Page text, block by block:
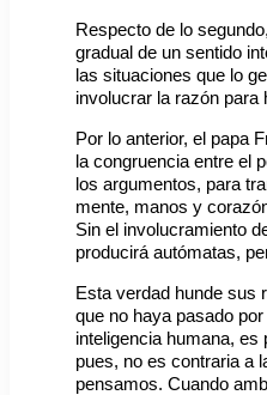
Respecto de lo
gradual de un sentido
las situaciones que lo
involucrar la razón
Por lo anterior, el papa
la congruencia entre el
los argumentos, para
mente, manos y
Sin el involucramiento
producirá autómatas,
Esta verdad hunde sus
que no haya pasado
inteligencia humana,
pues, no es contraria a
pensamos. Cuando